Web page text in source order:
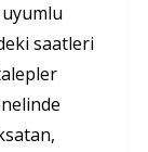
uyumlu
saatleri